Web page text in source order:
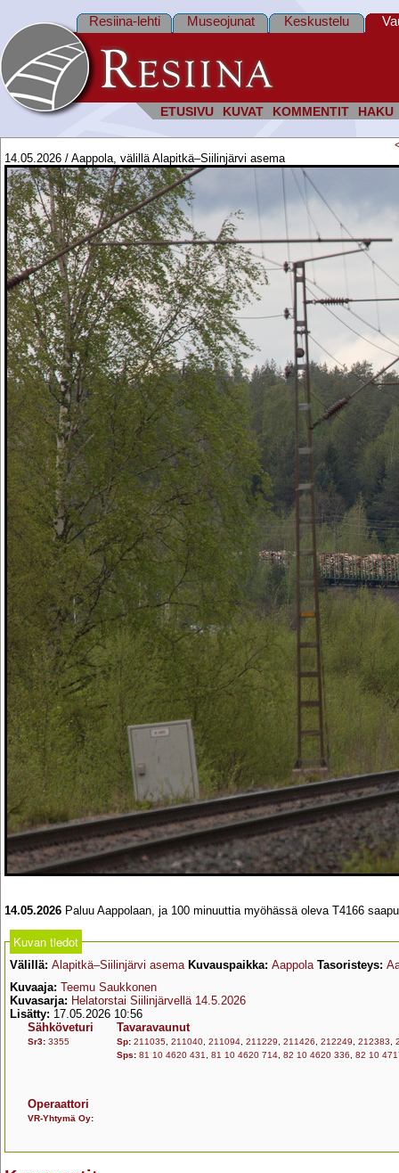
ETUSIVU KUVAT KOMMENTIT HAKU
Resiina-lehti Museojunat Keskustelu
14.05.2026 / Aappola, välillä Alapitkä–Siilinjärvi asema
14.05.2026 Paluu Aappolaan, ja 100 minuuttia myöhässä oleva T4166
Kuvan tiedot
Välillä: Alapitkä–Siilinjärvi asema Kuvauspaikka: Aappola Tasoristeys:
Kuvaaja: Teemu Saukkonen
Kuvasarja: Helatorstai Siilinjärvellä 14.5.2026
Lisätty: 17.05.2026 10:56
Sähköveturi
Sr3: 3355
Tavaravaunut
Sp: 211035 211040 211094 211229 211426 212249 212383
Sps: 81 10 4620 431 81 10 4620 714 82 10 4620 336 82 10
Operaattori
VR-Yhtymä Oy: